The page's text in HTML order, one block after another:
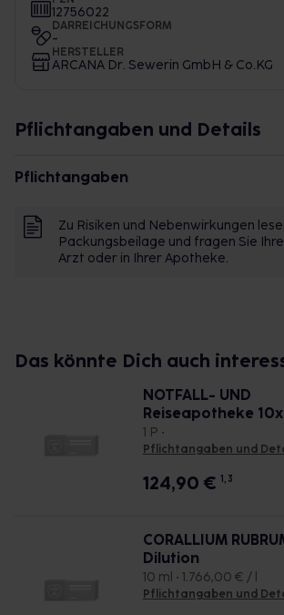
12756022
DARREICHUNGSFORM
-
HERSTELLER
ARCANA Dr. Sewerin GmbH & Co.KG
Pflichtangaben und Details
Pflichtangaben
Zu Risiken und Nebenwirkungen
Packungsbeilage und fragen Sie
Arzt oder in Ihrer Apotheke.
Das könnte Dich auch
NOTFALL- UND
Reiseapotheke
1 P •
Pflichtangaben und
124,90 € 1, 3
CORALLIUM
Dilution
10 ml • 1.766,00 € / l
Pflichtangaben und